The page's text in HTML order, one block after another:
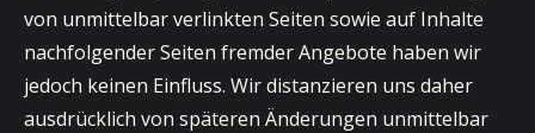
von unmittelbar verlinkten Seiten sowie auf Inhalte
nachfolgender Seiten fremder Angebote haben wir
jedoch keinen Einfluss. Wir distanzieren uns daher
ausdrücklich von späteren Änderungen unmittelbar